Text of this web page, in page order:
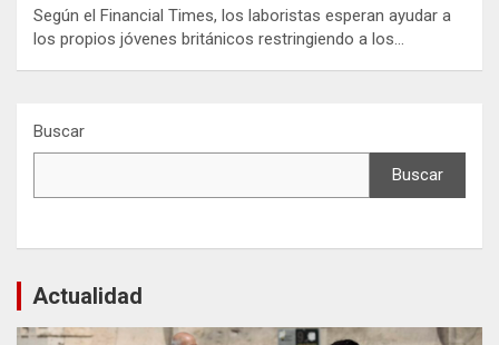
Según el Financial Times, los laboristas esperan ayudar a
los propios jóvenes británicos restringiendo a los…
Buscar
Buscar
Actualidad